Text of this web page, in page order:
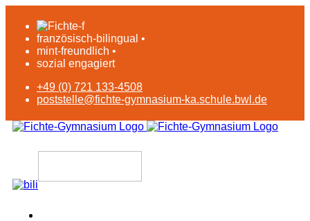
französisch-bilingual •
mint-freundlich •
sozial engagiert
+49 (0) 721 133-4508
poststelle@fichte-gymnasium-ka.schule.bwl.de